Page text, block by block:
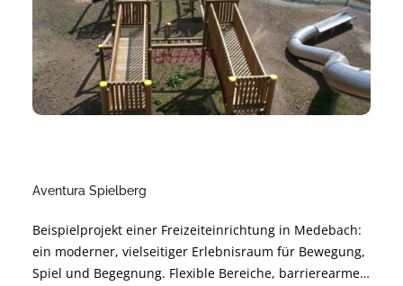
Aventura Spielberg
Beispielprojekt einer Freizeiteinrichtung in Medebach:
ein moderner, vielseitiger Erlebnisraum für Bewegung,
Spiel und Begegnung. Flexible Bereiche, barrierearme